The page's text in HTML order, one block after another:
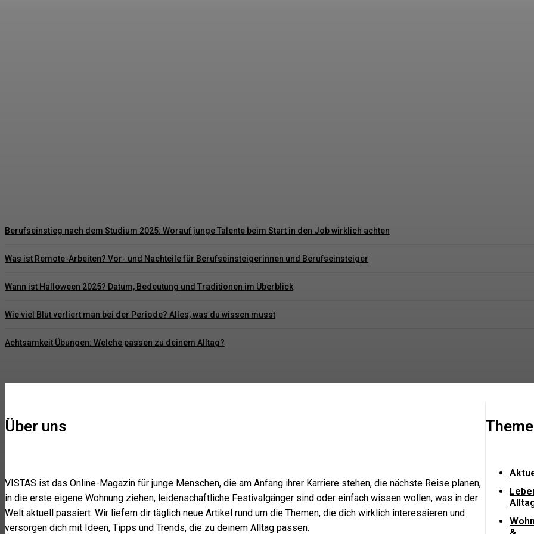
Berufseinstieg nach dem Studium 2025: Worauf junge Talente beim Start in den Job wirklich achten
Was ist Remote-Arbeiten? Vor- und Nachteile für Berufseinsteigerinnen und Berufseinsteiger
Wann ist Halloween 2025? Datum, Bedeutung und Traditionen im Überblick
Wie viel Blut verliert man bei der Periode? Alles, was du wissen musst
Achtsamkeit Übungen: Welche passen zu deinem Alltag?
Über uns
VISTAS ist das Online-Magazin für junge Menschen, die am Anfang ihrer Karriere stehen, die nächste Reise planen,
in die erste eigene Wohnung ziehen, leidenschaftliche Festivalgänger sind oder einfach wissen wollen, was in der
Welt aktuell passiert. Wir liefern dir täglich neue Artikel rund um die Themen, die dich wirklich interessieren und
versorgen dich mit Ideen, Tipps und Trends, die zu deinem Alltag passen.